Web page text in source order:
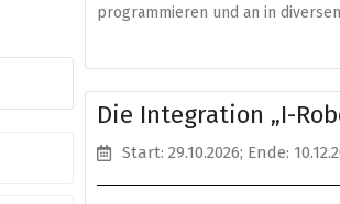
programmieren und an in
Die Integration „I-
Start: 29.10.2026; Ende: